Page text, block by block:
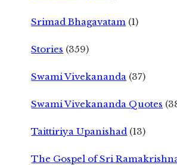
Srimad Bhagavatam (1)
Stories (359)
Swami Vivekananda (37)
Swami Vivekananda Quotes
Taittiriya Upanishad (13)
The Gospel of Sri